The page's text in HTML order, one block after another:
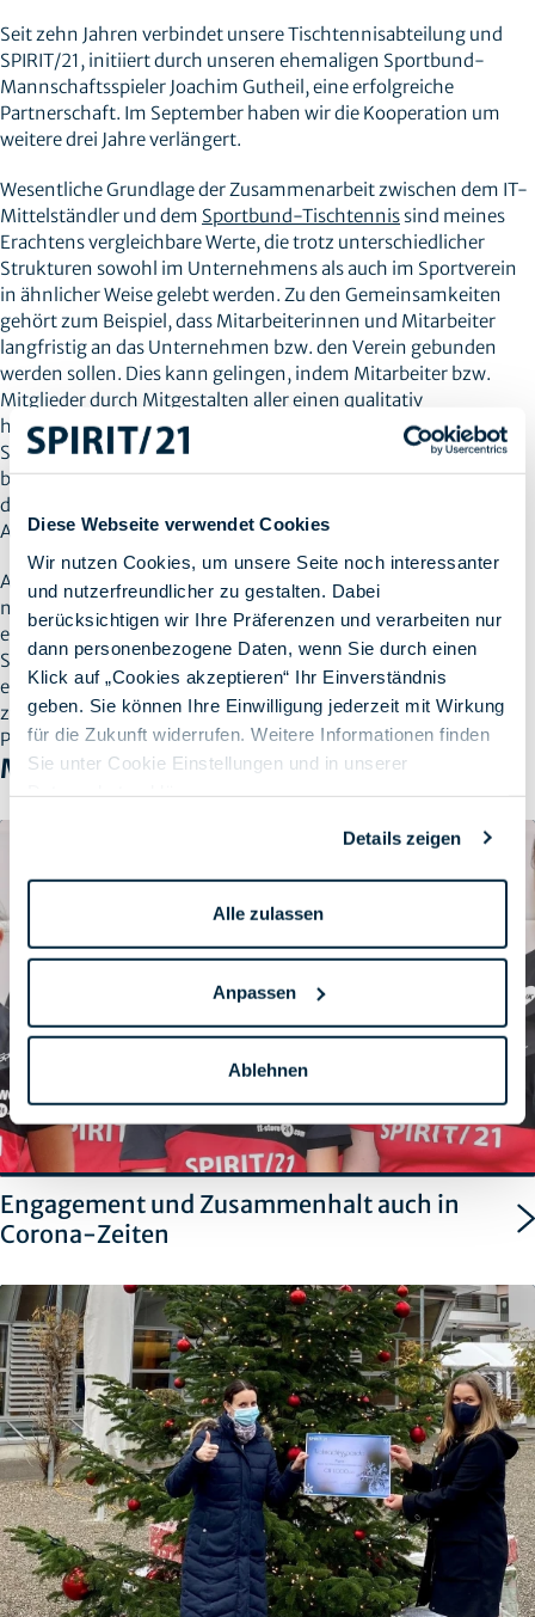
Diese Webseite verwendet Cookies
Wir nutzen Cookies, um unsere Seite noch interessanter
und nutzerfreundlicher zu gestalten. Dabei
berücksichtigen wir Ihre Präferenzen und verarbeiten nur
dann personenbezogene Daten, wenn Sie durch einen
Klick auf „Cookies akzeptieren“ Ihr Einverständnis
geben. Sie können Ihre Einwilligung jederzeit mit Wirkung
für die Zukunft widerrufen. Weitere Informationen finden
Sie unter Cookie Einstellungen und in unserer
Details zeigen
Alle zulassen
Anpassen
Ablehnen
Seit zehn Jahren verbindet unsere Tischtennisabteilung und
SPIRIT/21, initiiert durch unseren ehemaligen Sportbund-
Mannschaftsspieler Joachim Gutheil, eine erfolgreiche
Partnerschaft. Im September haben wir die Kooperation um
weitere drei Jahre verlängert.
Wesentliche Grundlage der Zusammenarbeit zwischen dem IT-
Mittelständler und dem Sportbund-Tischtennis sind meines
Erachtens vergleichbare Werte, die trotz unterschiedlicher
Strukturen sowohl im Unternehmens als auch im Sportverein
in ähnlicher Weise gelebt werden. Zu den Gemeinsamkeiten
gehört zum Beispiel, dass Mitarbeiterinnen und Mitarbeiter
langfristig an das Unternehmen bzw. den Verein gebunden
werden sollen. Dies kann gelingen, indem Mitarbeiter bzw.
Mitglieder durch Mitgestalten aller einen qualitativ
hochwertigen, innovativen Arbeitsplatz bzw. ein attraktives
Spielfeld für Sport und Geselligkeit schaffen. Denn im
beruflichen bzw. sportlichen Alltag spielen erfahrungsgemäß
das Miteinander, der Teamgedanke und die familiäre
Arbeitsatmosphäre eine große Rolle.
Als konkretes Beispiel möchte ich hier den Ausbildungsbereich
nennen. Nachwuchskräfte bzw. -akteure erhalten
entsprechend ihrem Talent und ihrem Einsatzwillen beim
Sportbund und bei SPIRIT/21 die Chance, sich bestmöglich zu
entwickeln. Menschen diese Chance zu bieten - auch eine
zweite Chance - verstehen beide Partner als Teil ihrer
Philosophie und als gesellschaftliche Verantwortung.
Mehr erfahren
Engagement und Zusammenhalt auch in
Corona-Zeiten